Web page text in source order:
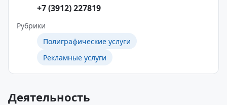
+7 (3912) 227819
Рубрики
Полиграфические услуги
Рекламные услуги
Деятельность